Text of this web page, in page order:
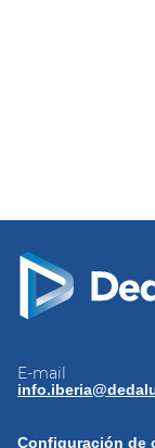
E-mail
Configuración de